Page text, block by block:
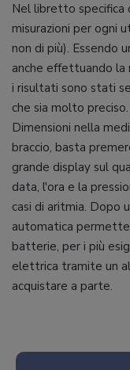
Nel libretto specifica
misurazioni per ogni
non di più). Essendo
anche effettuando la
i risultati sono stati
che sia molto preciso.
Dimensioni nella
braccio, basta
grande display sul
data, l'ora e la
casi di aritmia. Dopo
automatica
batterie, per i più
elettrica tramite un
acquistare a parte.